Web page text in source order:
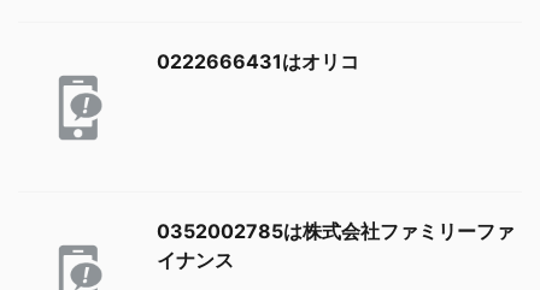
0222666431はオリコ
0352002785は株式会社ファミリーファ
イナンス